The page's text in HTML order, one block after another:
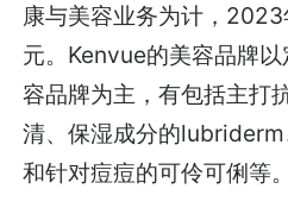
康与美容业务为计，
元。Kenvue的美容品牌
容品牌为主，有包括主打
清、保湿成分的
和针对痘痘的可伶可俐等。